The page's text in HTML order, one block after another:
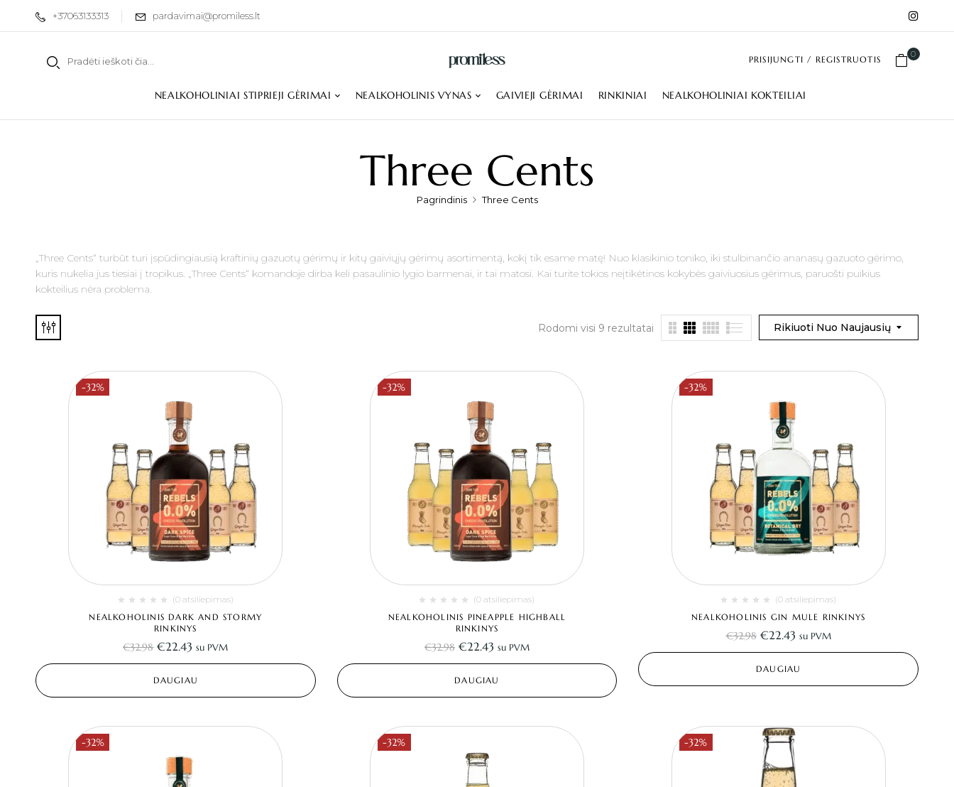
+37063133313 pardavimai@promiless.lt
PRISIJUNGTI / REGISTRUOTIS
0
NEALKOHOLINIAI STIPRIEJI GĖRIMAI NEALKOHOLINIS VYNAS GAIVIEJI GĖRIMAI RINKINIAI NEALKOHOLINIAI KOKTEILIAI
Three Cents
Pagrindinis Three Cents
„Three Cents“ turbūt turi įspūdingiausią kraftinių gazuotų gėrimų ir kitų gaiviųjų gėrimų asortimentą, kokį tik esame matę! Nuo klasikinio toniko, iki stulbinančio ananasų gazuoto gėrimo,
kuris nukelia jus tiesiai į tropikus. „Three Cents“ komandoje dirba keli pasaulinio lygio barmenai, ir tai matosi. Kai turite tokios neįtikėtinos kokybės gaiviuosius gėrimus, paruošti puikius
kokteilius nėra problema.
Rikiuoti Nuo Naujausių
Rodomi visi 9 rezultatai
-32%
(0 atsiliepimas)
NEALKOHOLINIS DARK AND STORMY
RINKINYS
€32.98 €22.43 su PVM
DAUGIAU
-32%
(0 atsiliepimas)
NEALKOHOLINIS PINEAPPLE HIGHBALL
RINKINYS
€32.98 €22.43 su PVM
DAUGIAU
-32%
(0 atsiliepimas)
NEALKOHOLINIS GIN MULE RINKINYS
€32.98 €22.43 su PVM
DAUGIAU
-32% -32% -32%